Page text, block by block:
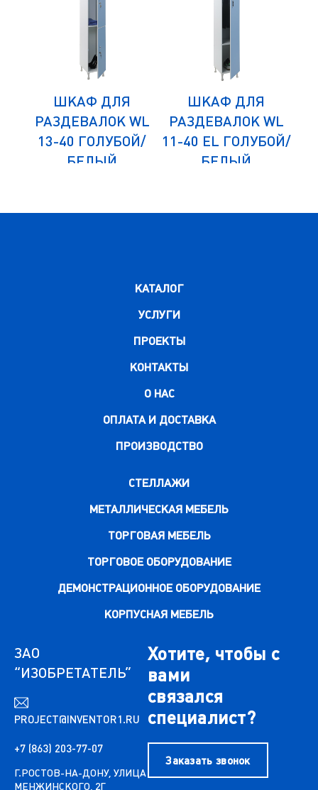
ШКАФ ДЛЯ
РАЗДЕВАЛОК WL
13-40 ГОЛУБОЙ/
БЕЛЫЙ
ШКАФ ДЛЯ
РАЗДЕВАЛОК WL
11-40 EL ГОЛУБОЙ/
БЕЛЫЙ
КАТАЛОГ
УСЛУГИ
ПРОЕКТЫ
КОНТАКТЫ
О НАС
ОПЛАТА И ДОСТАВКА
ПРОИЗВОДСТВО
СТЕЛЛАЖИ
МЕТАЛЛИЧЕСКАЯ МЕБЕЛЬ
ТОРГОВАЯ МЕБЕЛЬ
ТОРГОВОЕ ОБОРУДОВАНИЕ
ДЕМОНСТРАЦИОННОЕ ОБОРУДОВАНИЕ
КОРПУСНАЯ МЕБЕЛЬ
ЗАО
“ИЗОБРЕТАТЕЛЬ”
PROJECT@INVENTOR1.RU
+7 (863) 203-77-07
Г.РОСТОВ-НА-ДОНУ, УЛИЦА
МЕНЖИНСКОГО, 2Г
Хотите, чтобы с
вами
связался
специалист?
Заказать звонок